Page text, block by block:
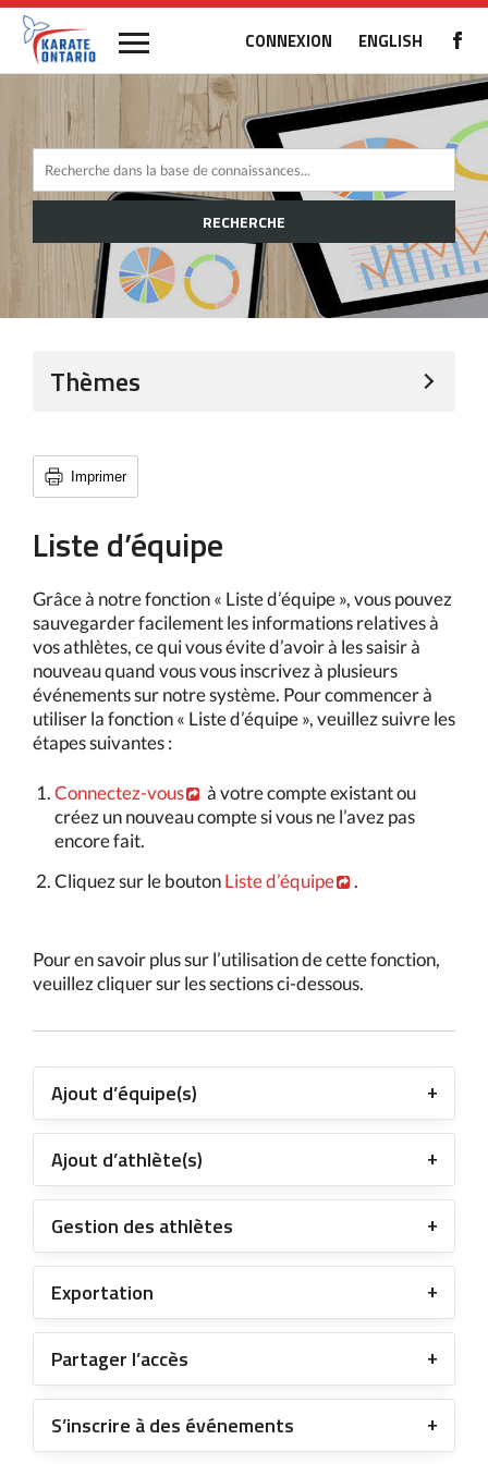
CONNEXION ENGLISH
RECHERCHE
Thèmes
Imprimer
Liste d’équipe
Grâce à notre fonction « Liste d’équipe », vous pouvez
sauvegarder facilement les informations relatives à
vos athlètes, ce qui vous évite d’avoir à les saisir à
nouveau quand vous vous inscrivez à plusieurs
événements sur notre système. Pour commencer à
utiliser la fonction « Liste d’équipe », veuillez suivre les
étapes suivantes :
Connectez-vous
à votre compte existant ou
créez un nouveau compte si vous ne l’avez pas
encore fait.
Cliquez sur le boutonListe d’équipe .
Pour en savoir plus sur l’utilisation de cette fonction,
veuillez cliquer sur les sections ci-dessous.
Ajout d’équipe(s)
Ajout d’athlète(s)
Gestion des athlètes
Exportation
Partager l’accès
S’inscrire à des événements